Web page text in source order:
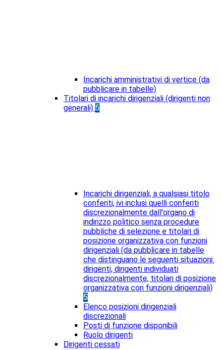
Incarichi amministrativi di vertice (da
pubblicare in tabelle)
Titolari di incarichi dirigenziali (dirigenti non
generali) 5
Incarichi dirigenziali, a qualsiasi titolo
conferiti, ivi inclusi quelli conferiti
discrezionalmente dall'organo di
indirizzo politico senza procedure
pubbliche di selezione e titolari di
posizione organizzativa con funzioni
dirigenziali (da pubblicare in tabelle
che distinguano le seguenti situazioni:
dirigenti, dirigenti individuati
discrezionalmente, titolari di posizione
organizzativa con funzioni dirigenziali)
5
Elenco posizioni dirigenziali
discrezionali
Posti di funzione disponibili
Ruolo dirigenti
Dirigenti cessati